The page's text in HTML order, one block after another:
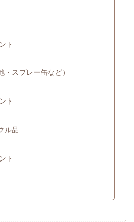
ト
・スプレー缶など）
ト
ル品
ト